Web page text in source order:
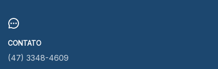
CONTATO
(47) 3348-4609